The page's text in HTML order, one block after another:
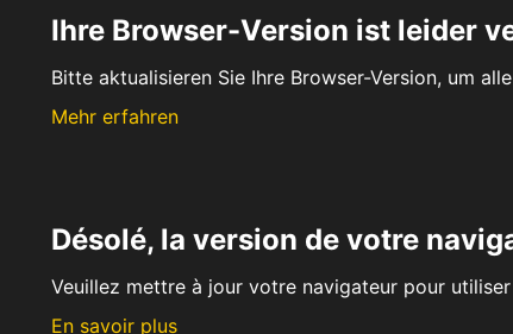
Ihre Browser-Version ist leider
Bitte aktualisieren Sie Ihre Browser-Version, um
Mehr erfahren
Désolé, la version de votre
Veuillez mettre à jour votre navigateur pour
En savoir plus